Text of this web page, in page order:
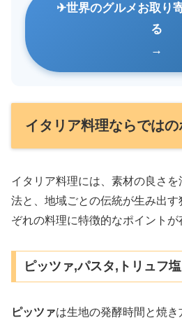
世界のグルメお取り
る
イタリア料理ならではの
イタリア料理には、素材の良さ
法と、地域ごとの伝統が生み出
ぞれの料理に特徴的なポイントが
ピッツァ,パスタ,トリュフ
ピッツァは生地の発酵時間と焼き